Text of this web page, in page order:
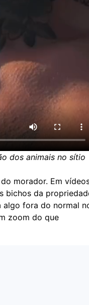
dos animais no sítio
morador. Em
bichos da
algo fora do normal
zoom do que